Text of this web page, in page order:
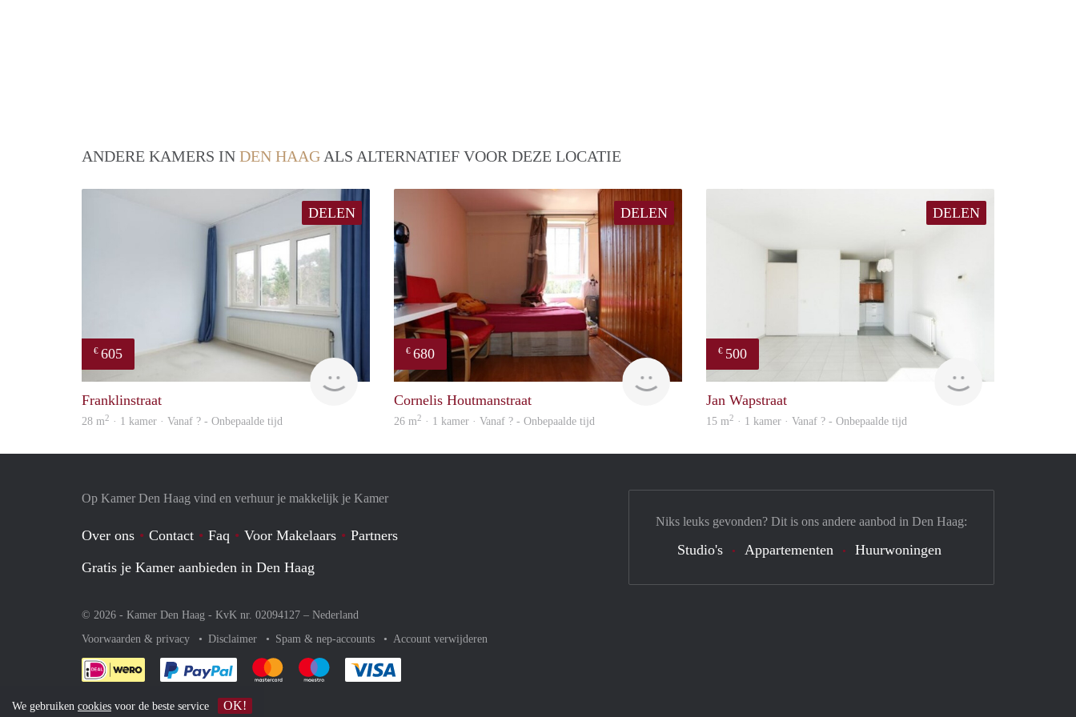
ANDERE KAMERS IN DEN HAAG ALS ALTERNATIEF VOOR DEZE LOCATIE
DELEN
€ 605
Franklinstraat
28 m2 · 1 kamer · Vanaf ? - Onbepaalde tijd
DELEN
€ 680
Cornelis Houtmanstraat
26 m2 · 1 kamer · Vanaf ? - Onbepaalde tijd
DELEN
€ 500
Jan Wapstraat
15 m2 · 1 kamer · Vanaf ? - Onbepaalde tijd
Op Kamer Den Haag vind en verhuur je makkelijk je Kamer
Over ons Contact Faq Voor Makelaars
Partners
Gratis je Kamer aanbieden in Den Haag
© 2026 - Kamer Den Haag - KvK nr. 02094127 – Nederland
Voorwaarden & privacy
Disclaimer Spam & nep-accounts Account verwijderen
Je rekent gemakkelijk af met Paypal
Je rekent gemakkelijk af met Mastercard
Je rekent gemakkelijk af met Meastro
Niks leuks gevonden? Dit is ons andere aanbod in Den Haag:
Studio's Appartementen Huurwoningen
We gebruiken cookies voor de beste service OK!